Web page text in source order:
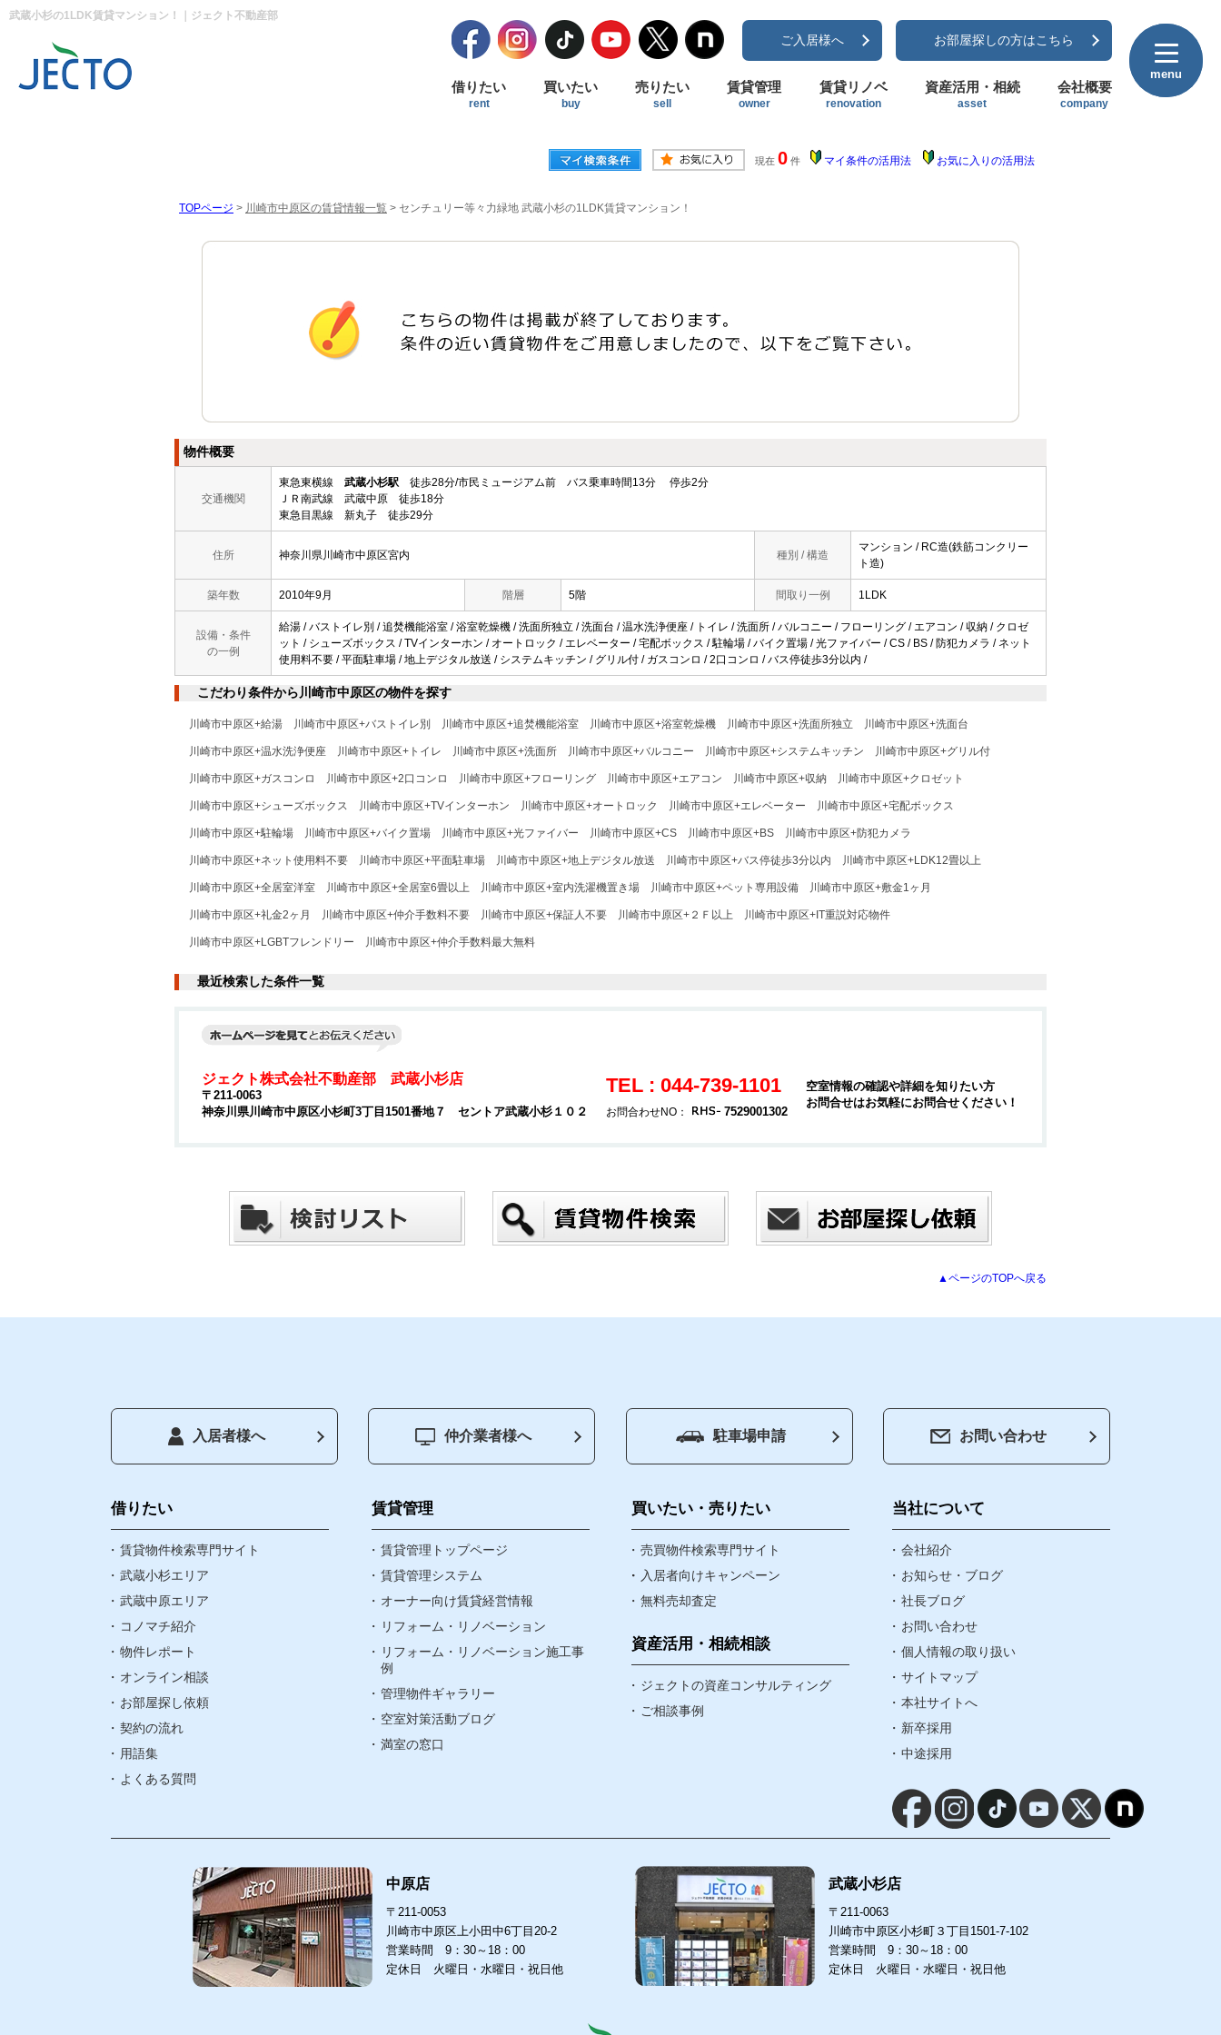
武蔵小杉の1LDK賃貸マンション！｜ジェクト不動産部
ご入居様へ お部屋探しの方はこちら
借りたい
rent
買いたい
buy
売りたい
sell
賃貸管理
owner
賃貸リノベ
renovation
資産活用・相続
asset
会社概要
company
menu
トップページ
借りたい
お気に入り物件
閲覧履歴
町名検索
武蔵小杉エリア
武蔵中原エリア
賃貸管理
資産・相続
なんでも相談窓口
賃貸リノベ
会社紹介
お知らせ・ブログ
社長ブログ
お問い合わせ
個人情報の取り扱い
サイトマップ
本社サイトへ
新卒採用
中途採用
menu
現在 0 件 マイ条件の活用法 お気に入りの活用法
TOPページ > 川崎市中原区の賃貸情報一覧 > センチュリー等々力緑地 武蔵小杉の1LDK賃貸マンション！
物件概要
交通機関
東急東横線 武蔵小杉駅 徒歩28分/市民ミュージアム前 バス乗車時間13分 停歩2分
ＪＲ南武線 武蔵中原 徒歩18分
東急目黒線 新丸子 徒歩29分
住所 神奈川県川崎市中原区宮内 種別 / 構造
マンション / RC造(鉄筋コンクリー
ト造)
築年数 2010年9月 階層 5階 間取り一例 1LDK
設備・条件
の一例
給湯 / バストイレ別 / 追焚機能浴室 / 浴室乾燥機 / 洗面所独立 / 洗面台 / 温水洗浄便座 / トイレ / 洗面所 / バルコニー / フローリング / エアコン / 収納 / クロゼ
ット / シューズボックス / TVインターホン / オートロック / エレベーター / 宅配ボックス / 駐輪場 / バイク置場 / 光ファイバー / CS / BS / 防犯カメラ / ネット
使用料不要 / 平面駐車場 / 地上デジタル放送 / システムキッチン / グリル付 / ガスコンロ / 2口コンロ / バス停徒歩3分以内 /
こだわり条件から川崎市中原区の物件を探す
川崎市中原区+給湯 川崎市中原区+バストイレ別 川崎市中原区+追焚機能浴室 川崎市中原区+浴室乾燥機 川崎市中原区+洗面所独立 川崎市中原区+洗面台
川崎市中原区+温水洗浄便座 川崎市中原区+トイレ 川崎市中原区+洗面所 川崎市中原区+バルコニー 川崎市中原区+システムキッチン 川崎市中原区+グリル付
川崎市中原区+ガスコンロ 川崎市中原区+2口コンロ 川崎市中原区+フローリング 川崎市中原区+エアコン 川崎市中原区+収納 川崎市中原区+クロゼット
川崎市中原区+シューズボックス 川崎市中原区+TVインターホン 川崎市中原区+オートロック 川崎市中原区+エレベーター 川崎市中原区+宅配ボックス
川崎市中原区+駐輪場 川崎市中原区+バイク置場 川崎市中原区+光ファイバー 川崎市中原区+CS 川崎市中原区+BS 川崎市中原区+防犯カメラ
川崎市中原区+ネット使用料不要 川崎市中原区+平面駐車場 川崎市中原区+地上デジタル放送 川崎市中原区+バス停徒歩3分以内 川崎市中原区+LDK12畳以上
川崎市中原区+全居室洋室 川崎市中原区+全居室6畳以上 川崎市中原区+室内洗濯機置き場 川崎市中原区+ペット専用設備 川崎市中原区+敷金1ヶ月
川崎市中原区+礼金2ヶ月 川崎市中原区+仲介手数料不要 川崎市中原区+保証人不要 川崎市中原区+２Ｆ以上 川崎市中原区+IT重説対応物件
川崎市中原区+LGBTフレンドリー 川崎市中原区+仲介手数料最大無料
最近検索した条件一覧
ジェクト株式会社不動産部 武蔵小杉店
〒211-0063
神奈川県川崎市中原区小杉町3丁目1501番地７ セントア武蔵小杉１０２
TEL : 044-739-1101
お問合わせNO： 7529001302
空室情報の確認や詳細を知りたい方
お問合せはお気軽にお問合せください！
▲ページのTOPへ戻る
入居者様へ 仲介業者様へ 駐車場申請 お問い合わせ
借りたい
賃貸物件検索専門サイト
武蔵小杉エリア
武蔵中原エリア
コノマチ紹介
物件レポート
オンライン相談
お部屋探し依頼
契約の流れ
用語集
よくある質問
賃貸管理
賃貸管理トップページ
賃貸管理システム
オーナー向け賃貸経営情報
リフォーム・リノベーション
リフォーム・リノベーション施工事
例
管理物件ギャラリー
空室対策活動ブログ
満室の窓口
買いたい・売りたい
売買物件検索専門サイト
入居者向けキャンペーン
無料売却査定
資産活用・相続相談
ジェクトの資産コンサルティング
ご相談事例
当社について
会社紹介
お知らせ・ブログ
社長ブログ
お問い合わせ
個人情報の取り扱い
サイトマップ
本社サイトへ
新卒採用
中途採用
中原店
〒211-0053
川崎市中原区上小田中6丁目20-2
営業時間 9：30～18：00
定休日 火曜日・水曜日・祝日他
武蔵小杉店
〒211-0063
川崎市中原区小杉町３丁目1501-7-102
営業時間 9：30～18：00
定休日 火曜日・水曜日・祝日他